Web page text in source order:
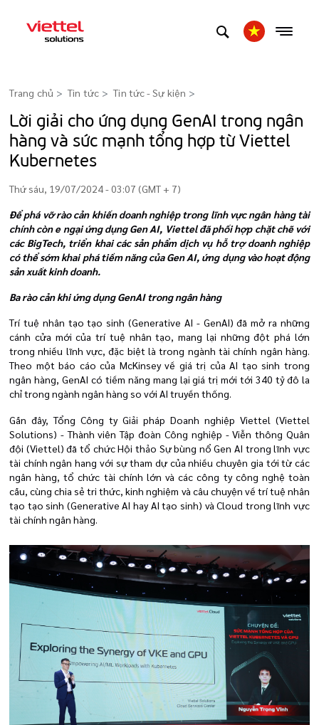
Trang chủ Tin tức Tin tức - Sự kiện >
Lời giải cho ứng dụng GenAI trong ngân
hàng và sức mạnh tổng hợp từ Viettel
Kubernetes
Thứ sáu, 19/07/2024 - 03:07 (GMT + 7)
Để phá vỡ rào cản khiến doanh nghiệp trong lĩnh vực ngân hàng tài
chính còn e ngại ứng dụng Gen AI, Viettel đã phối hợp chặt chẽ với
các BigTech, triển khai các sản phẩm dịch vụ hỗ trợ doanh nghiệp
có thể sớm khai phá tiềm năng của Gen AI, ứng dụng vào hoạt động
sản xuất kinh doanh.
Ba rào cản khi ứng dụng GenAI trong ngân hàng
Trí tuệ nhân tạo tạo sinh (Generative AI - GenAI) đã mở ra những
cánh cửa mới của trí tuệ nhân tạo, mang lại những đột phá lớn
trong nhiều lĩnh vực, đặc biệt là trong ngành tài chính ngân hàng.
Theo một báo cáo của McKinsey về giá trị của AI tạo sinh trong
ngân hàng, GenAI có tiềm năng mang lại giá trị mới tới 340 tỷ đô la
chỉ trong ngành ngân hàng so với AI truyền thống.
Gần đây, Tổng Công ty Giải pháp Doanh nghiệp Viettel (Viettel
Solutions) - Thành viên Tập đoàn Công nghiệp - Viễn thông Quân
đội (Viettel) đã tổ chức Hội thảo Sự bùng nổ Gen AI trong lĩnh vực
tài chính ngân hang với sự tham dự của nhiều chuyên gia tới từ các
ngân hàng, tổ chức tài chính lớn và các công ty công nghệ toàn
cầu, cùng chia sẻ tri thức, kinh nghiệm và câu chuyện về trí tuệ nhân
tạo tạo sinh (Generative AI hay AI tạo sinh) và Cloud trong lĩnh vực
tài chính ngân hàng.